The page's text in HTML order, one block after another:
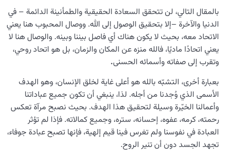
تسخير قوة التلقين في مسار التنمية الذاتية والنمو الإنساني
ما هو سبب النفور من الدين؟ ولماذا يعاني المنقطعون عنه
فراغًا روحيًا؟
كيف تتشكل العلاقة بين الجسد والروح؟ وما القاعدة التي
تحكمها؟
نضوج الطفل الغالي للروح
القضاء والقدر والاختيار 0/13
بالمقال التالي، لن تتحقق السعادة الحقيقية والطمأنينة الدائمة – في
الدنيا والآخرة –إلا بتحقيق الوصول إلى الله. ووصال المحبوب هنا يعني
الاتحاد معه، بحيث لا يكون هناك أي فاصل بيننا وبينه. والوصال هنا لا
يعني اتحادًا ماديًا، فالله منزه عن المكان والزمان، بل هو اتحاد روحي،
وتقرب إلى صفاته وأسمائه الحسنى.
بعبارة أخرى، التشبّه بالله هو أعلى غاية لخلق الإنسان، وهو الهدف
الأسمى الذي وُجدنا من أجله. لذا، ينبغي أن تكون جميع عباداتنا
وأعمالنا الخيّرة وسيلة لتحقيق هذا الهدف. بحيث نصبح مرآة تعكس
رحمته، كرمه، عفوه، إحسانه، ستره، وجميع كمالاته. فإذا لم تؤثر
العبادة في نفوسنا ولم تغرس فينا قيم إلهية، فإنها تصبح عبادة جوفاء،
تجهد الجسد دون أن تنير الروح.